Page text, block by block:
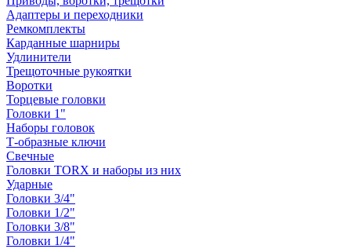
Адаптеры и переходники
Ремкомплекты
Карданные шарниры
Удлинители
Трещоточные рукоятки
Воротки
Торцевые головки
Головки 1"
Наборы головок
Т-образные ключи
Свечные
Головки TORX и наборы из них
Ударные
Головки 3/4"
Головки 1/2"
Головки 3/8"
Головки 1/4"